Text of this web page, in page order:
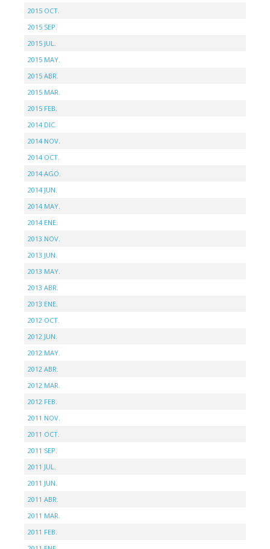
2015 OCT.
2015 SEP.
2015 JUL.
2015 MAY.
2015 ABR.
2015 MAR.
2015 FEB.
2014 DIC.
2014 NOV.
2014 OCT.
2014 AGO.
2014 JUN.
2014 MAY.
2014 ENE.
2013 NOV.
2013 JUN.
2013 MAY.
2013 ABR.
2013 ENE.
2012 OCT.
2012 JUN.
2012 MAY.
2012 ABR.
2012 MAR.
2012 FEB.
2011 NOV.
2011 OCT.
2011 SEP.
2011 JUL.
2011 JUN.
2011 ABR.
2011 MAR.
2011 FEB.